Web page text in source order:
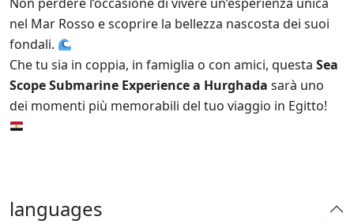
nel Mar Rosso e scoprire la bellezza nascosta dei suoi
fondali.
Che tu sia in coppia, in famiglia o con amici, questa Sea
Scope Submarine Experience a Hurghada sarà uno
dei momenti più memorabili del tuo viaggio in Egitto!
languages